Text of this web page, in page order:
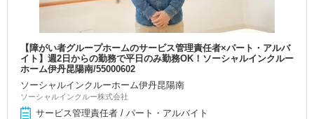
【障がい者グループホームのサービス管理責任者×パート・アルバ
イト】週2日からの勤務で平日のみ勤務OK！ソーシャルインクルー
ホーム伊丹昆陽南/55000602
ソーシャルインクルーホーム伊丹昆陽南
ソーシャルインクルー株式会社
サービス管理責任者 / パート・アルバイト